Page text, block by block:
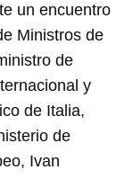
un encuentro
Ministros de
de
y
de Italia,
de
Ivan